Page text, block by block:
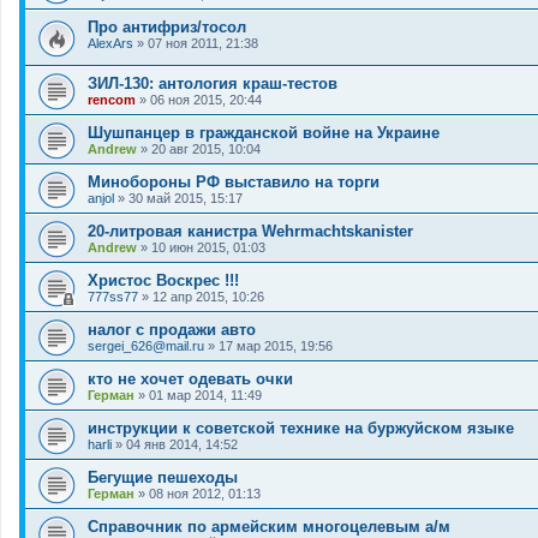
Про антифриз/тосол
AlexArs » 07 ноя 2011, 21:38
ЗИЛ-130: антология краш-тестов
rencom » 06 ноя 2015, 20:44
Шушпанцер в гражданской войне на Украине
Andrew » 20 авг 2015, 10:04
Минобороны РФ выставило на торги
anjol » 30 май 2015, 15:17
20-литровая канистра Wehrmachtskanister
Andrew » 10 июн 2015, 01:03
Христос Воскрес !!!
777ss77 » 12 апр 2015, 10:26
налог с продажи авто
sergei_626@mail.ru » 17 мар 2015, 19:56
кто не хочет одевать очки
Герман » 01 мар 2014, 11:49
инструкции к советской технике на буржуйском языке
harli » 04 янв 2014, 14:52
Бегущие пешеходы
Герман » 08 ноя 2012, 01:13
Справочник по армейским многоцелевым а/м